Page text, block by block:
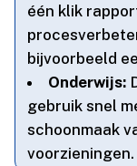
één klik
bijvoorbeeld
Onderwijs:
gebruik snel
schoonmaak
voorzieningen.​